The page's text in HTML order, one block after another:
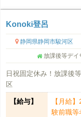
Konoki登呂
静岡県静岡市駿河区
放課後等デイ
日祝固定休み！放課後
区
【給与】
【月給
験前職等